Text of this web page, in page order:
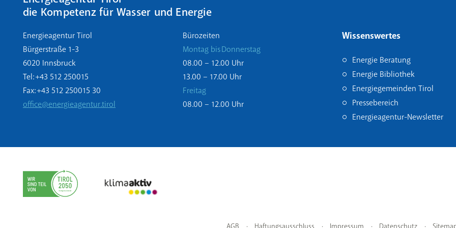
die Kompetenz für Wasser und Energie
Energieagentur Tirol
Bürgerstraße 1-3
6020 Innsbruck
Tel: +43 512 250015
Fax: +43 512 250015 30
office@energieagentur.tirol
Bürozeiten
Montag bis Donnerstag
08.00 – 12.00 Uhr
13.00 – 17.00 Uhr
Freitag
08.00 – 12.00 Uhr
Wissenswertes
Energie Beratung
Energie Bibliothek
Energiegemeinden Tirol
Pressebereich
Energieagentur-Newsletter
AGB Haftungsausschluss Impressum Datenschutz